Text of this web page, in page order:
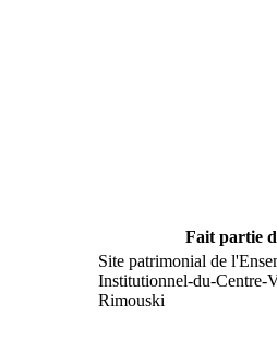
Fait partie
Site patrimonial de
Institutionnel-du-Centre-
Rimouski